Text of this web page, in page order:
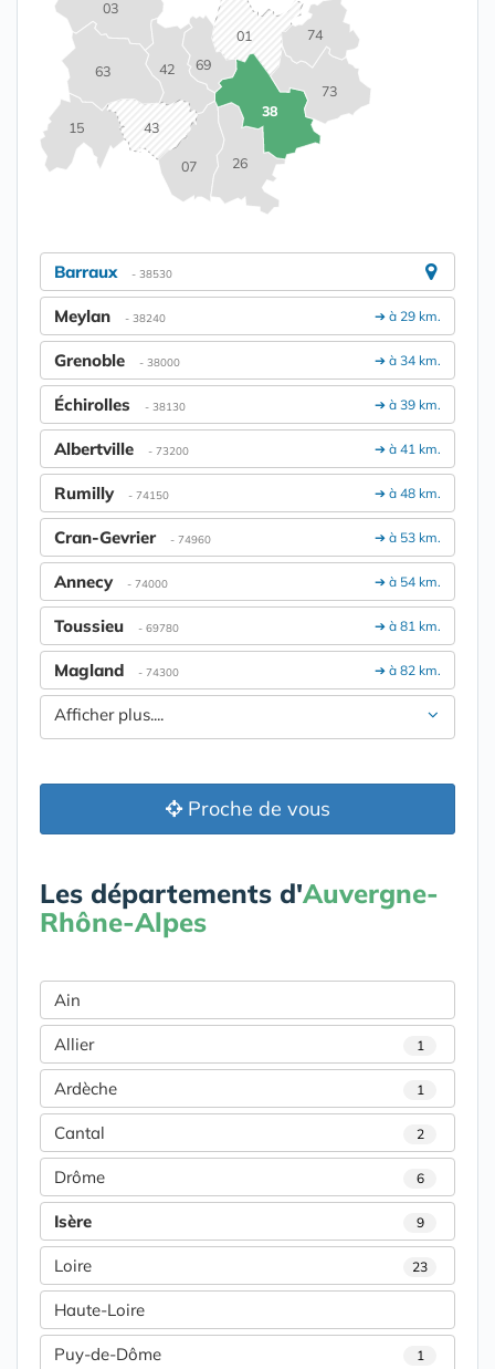
01
03
07
15
26
38
42
43
63
69
73
74
Barraux - 38530
➔ à 29 km.
Meylan - 38240
➔ à 34 km.
Grenoble - 38000
➔ à 39 km.
Échirolles - 38130
➔ à 41 km.
Albertville - 73200
➔ à 48 km.
Rumilly - 74150
➔ à 53 km.
Cran-Gevrier - 74960
➔ à 54 km.
Annecy - 74000
➔ à 81 km.
Toussieu - 69780
➔ à 82 km.
Magland - 74300
Afficher plus....
Proche de vous
Les départements d'Auvergne-
Rhône-Alpes
Ain
Allier 1
Ardèche 1
Cantal 2
Drôme 6
Isère 9
Loire 23
Haute-Loire
Puy-de-Dôme 1